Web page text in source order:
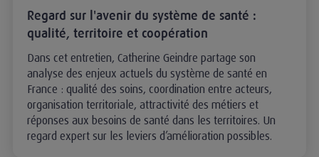
Regard sur l'avenir du système de santé :
qualité, territoire et coopération
Dans cet entretien, Catherine Geindre partage son
analyse des enjeux actuels du système de santé en
France : qualité des soins, coordination entre acteurs,
organisation territoriale, attractivité des métiers et
réponses aux besoins de santé dans les territoires. Un
regard expert sur les leviers d’amélioration possibles.